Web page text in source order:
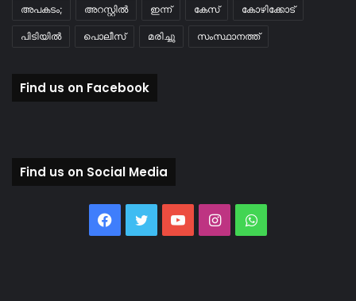
അപകടം; അറസ്റ്റിൽ ഇന്ന് കേസ് കോഴിക്കോട്
പിടിയിൽ പൊലീസ് മരിച്ചു സംസ്ഥാനത്ത്
Find us on Facebook
Find us on Social Media
Facebook
TwitterYouTubeInstagramWhatsApp